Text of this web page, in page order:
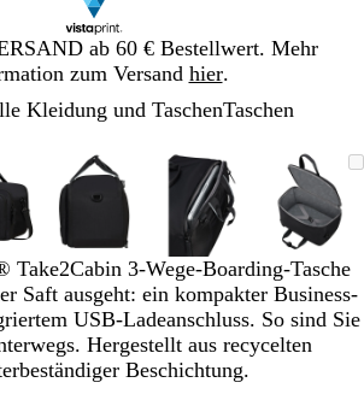
ab 60 € Bestellwert. Mehr
zum Versand hier.
Kleidung und TaschenTaschen
verkleinerbares
Vergrößer-/verkleinerbares
Bild
Zoom
auf
Minimum
Klicken
zum
Vergrößern
Verwenden
Sie
die
Tasten
+
und
-
zum
Zoomen
und
Vergrößer-/
Bild
Zoom
auf
Minimum
Klicken
zum
Vergrößern
Verwenden
Sie
die
Tasten
+
und
-
zum
Zoomen
und
Bild
Zoom
auf
zum
Sie
die
Tasten
+
und
-
zum
Take2Cabin 3-Wege-Boarding-Tasche
Saft ausgeht: ein kompakter Business-
USB-Ladeanschluss. So sind Sie
Hergestellt aus recycelten
Beschichtung.